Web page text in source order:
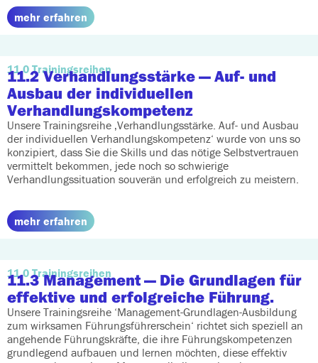
mehr erfahren
11.0 Trainingsreihen
11.2 Verhandlungsstärke— Auf- und
Ausbau der individuellen
Verhandlungskompetenz
Unsere Trainingsreihe ‚Verhandlungsstärke. Auf- und Ausbau
der individuellen Verhandlungskompetenz‘ wurde von uns so
konzipiert, dass Sie die Skills und das nötige Selbstvertrauen
vermittelt bekommen, jede noch so schwierige
Verhandlungssituation souverän und erfolgreich zu meistern.
mehr erfahren
11.0 Trainingsreihen
11.3 Management— Die Grundlagen für
effektive und erfolgreiche Führung.
Unsere Trainingsreihe ‘Management-Grundlagen-Ausbildung
zum wirksamen Führungsführerschein‘ richtet sich speziell an
angehende Führungskräfte, die ihre Führungskompetenzen
grundlegend aufbauen und lernen möchten, diese effektiv